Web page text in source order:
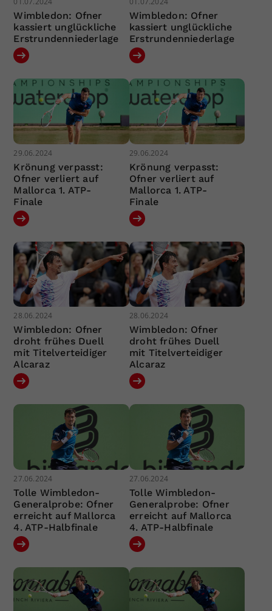
Wimbledon: Ofner
kassiert unglückliche
Erstrundenniederlage
Wimbledon: Ofner
kassiert unglückliche
Erstrundenniederlage
29.06.2024
Krönung verpasst:
Ofner verliert auf
Mallorca 1. ATP-
Finale
29.06.2024
Krönung verpasst:
Ofner verliert auf
Mallorca 1. ATP-
Finale
28.06.2024
Wimbledon: Ofner
droht frühes Duell
mit Titelverteidiger
Alcaraz
28.06.2024
Wimbledon: Ofner
droht frühes Duell
mit Titelverteidiger
Alcaraz
27.06.2024
Tolle Wimbledon-
Generalprobe: Ofner
erreicht auf Mallorca
4. ATP-Halbfinale
27.06.2024
Tolle Wimbledon-
Generalprobe: Ofner
erreicht auf Mallorca
4. ATP-Halbfinale